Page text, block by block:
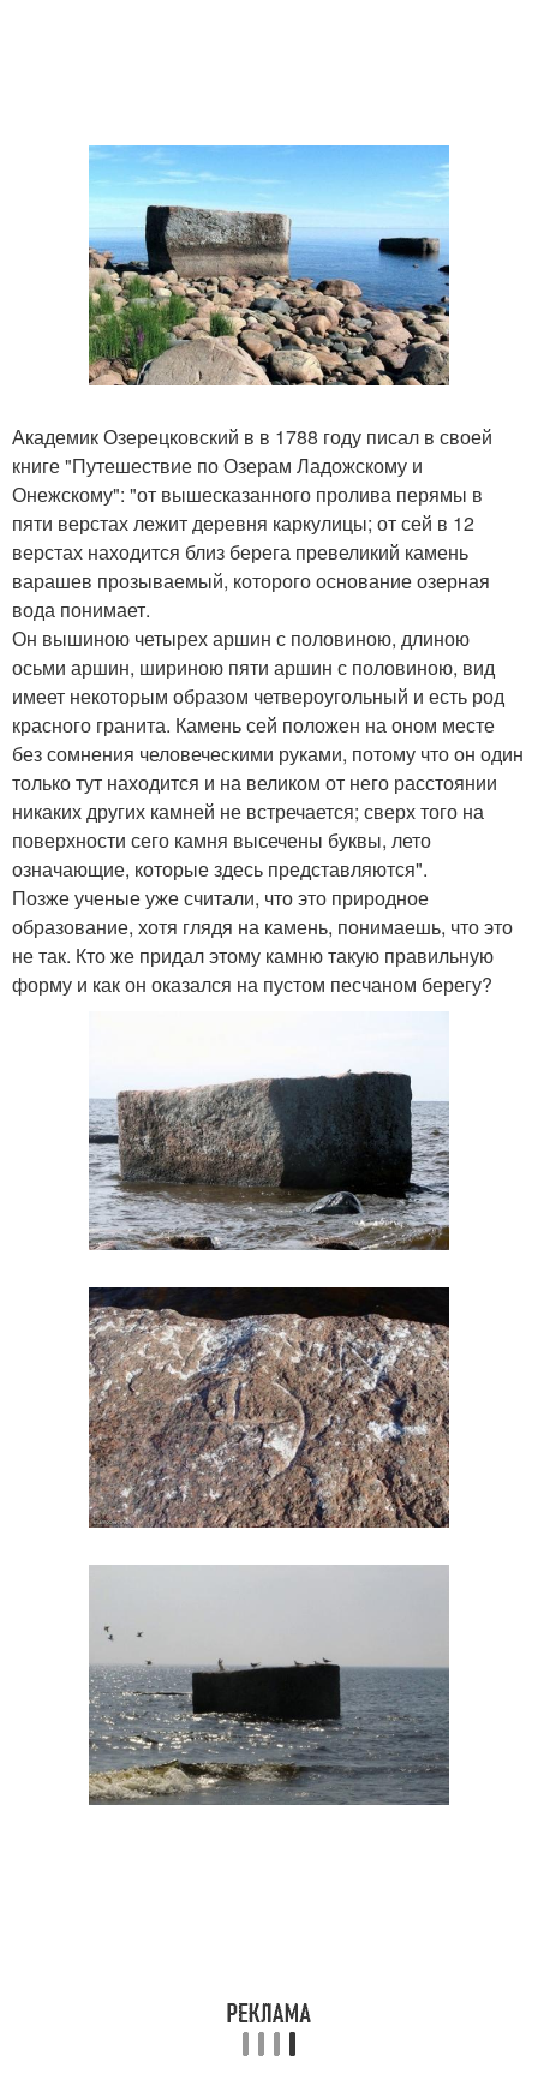
Академик Озерецковский в в 1788 году писал в своей
книге "Путешествие по Озерам Ладожскому и
Онежскому": "от вышесказанного пролива перямы в
пяти верстах лежит деревня каркулицы; от сей в 12
верстах находится близ берега превеликий камень
варашев прозываемый, которого основание озерная
вода понимает.
Он вышиною четырех аршин с половиною, длиною
осьми аршин, шириною пяти аршин с половиною, вид
имеет некоторым образом четвероугольный и есть род
красного гранита. Камень сей положен на оном месте
без сомнения человеческими руками, потому что он один
только тут находится и на великом от него расстоянии
никаких других камней не встречается; сверх того на
поверхности сего камня высечены буквы, лето
означающие, которые здесь представляются".
Позже ученые уже считали, что это природное
образование, хотя глядя на камень, понимаешь, что это
не так. Кто же придал этому камню такую правильную
форму и как он оказался на пустом песчаном берегу?